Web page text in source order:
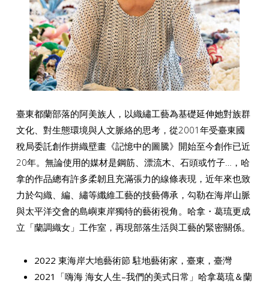
臺東都蘭部落的阿美族人，以織繡工藝為基礎延伸她對族群
文化、對生態環境與人文脈絡的思考，從2001年受臺東國
稅局委託創作拼織壁畫《記憶中的圖騰》開始至今創作已近
20年。無論使用的媒材是鋼筋、漂流木、石頭或竹子…，哈
拿的作品總有許多柔韌且充滿張力的線條表現，近年來也致
力於勾織、編、繡等纖維工藝的技藝傳承，勾勒在海岸山脈
與太平洋交會的島嶼東岸獨特的藝術視角。哈拿・葛琉更成
立「蘭調織女」工作室，再現部落生活與工藝的緊密關係。
2022 東海岸大地藝術節 駐地藝術家，臺東，臺灣
2021「嗨海 海女人生–我們的美式日常」哈拿葛琉＆蘭